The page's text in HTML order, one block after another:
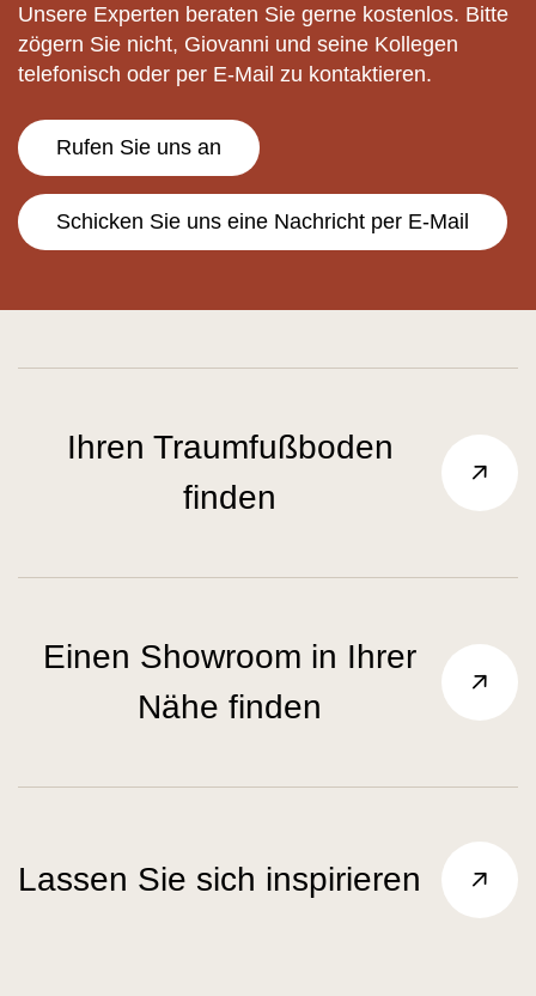
Unsere Experten beraten Sie gerne kostenlos. Bitte
zögern Sie nicht, Giovanni und seine Kollegen
telefonisch oder per E-Mail zu kontaktieren.
Rufen Sie uns an
Schicken Sie uns eine Nachricht per E-Mail
Ihren Traumfußboden
finden
Einen Showroom in Ihrer
Nähe finden
Lassen Sie sich inspirieren